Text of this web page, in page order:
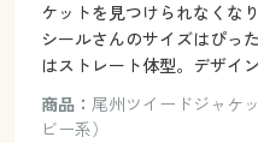
ケットを見つけられなくな
シールさんのサイズはぴっ
はストレート体型。デザイ
商品： 尾州ツイードジャケ
ビー系）